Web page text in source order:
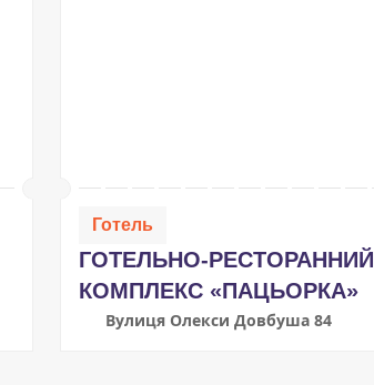
Готель
ГОТЕЛЬНО-РЕСТОРАННИЙ
КОМПЛЕКС «ПАЦЬОРКА»
Вулиця Олекси Довбуша 84